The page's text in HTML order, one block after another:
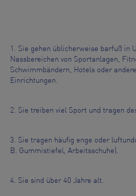
1. Sie gehen üblicherweise barfuß in
Nassbereichen von Sportanlagen,
Schwimmbändern, Hotels oder
Einrichtungen.
2. Sie treiben viel Sport und tragen
3. Sie tragen häuﬁg enge oder
B. Gummistiefel, Arbeitsschuhe).
4. Sie sind über 40 Jahre alt.